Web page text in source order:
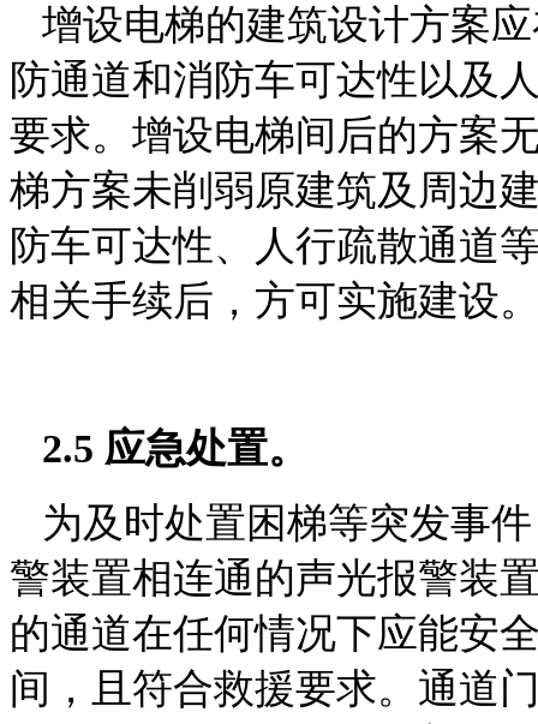
增设电梯的建筑设计方案
防通道和消防车可达性以及
要求。增设电梯间后的方案
梯方案未削弱原建筑及周边
防车可达性、人行疏散通道
相关手续后，方可实施建设
2.5 应急处置。
为及时处置困梯等突发事
警装置相连通的声光报警装
的通道在任何情况下应能安
间，且符合救援要求。通道